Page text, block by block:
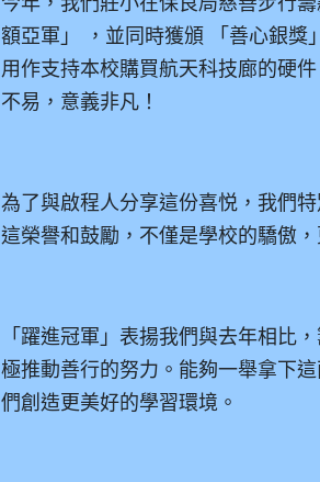
額亞軍」 ，並同時獲頒 「善心銀獎
用作支持本校購買航天科技廊的硬件
不易，意義非凡！
為了與啟程人分享這份喜悦，我們
這榮譽和鼓勵，不僅是學校的驕傲
「躍進冠軍」表揚我們與去年相比
極推動善行的努力。能夠一舉拿下
們創造更美好的學習環境。